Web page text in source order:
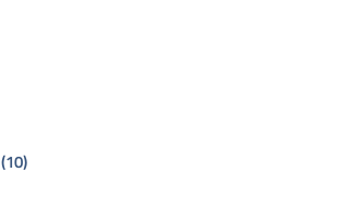
(10)